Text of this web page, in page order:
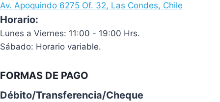
Av. Apoquindo 6275 Of. 32, Las Condes, Chile
Horario:
Lunes a Viernes: 11:00 - 19:00 Hrs.
Sábado: Horario variable.
FORMAS DE PAGO
Débito/Transferencia/Cheque